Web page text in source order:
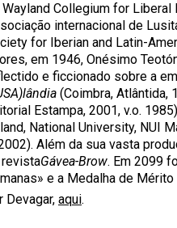
Collegium for
internacional de
for Iberian and Latin-
em 1946, Onésimo
e ficcionado sobre a
(Coimbra, Atlântida,
Estampa, 2001, v.o.
National University, NUI
Além da sua vasta
Gávea-Brow. Em 2099
e a Medalha de
Devagar, aqui.